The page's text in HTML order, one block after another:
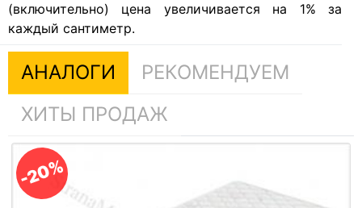
(включительно) цена увеличивается на 1% за
каждый сантиметр.
АНАЛОГИ
РЕКОМЕНДУЕМ
ХИТЫ ПРОДАЖ
-20%